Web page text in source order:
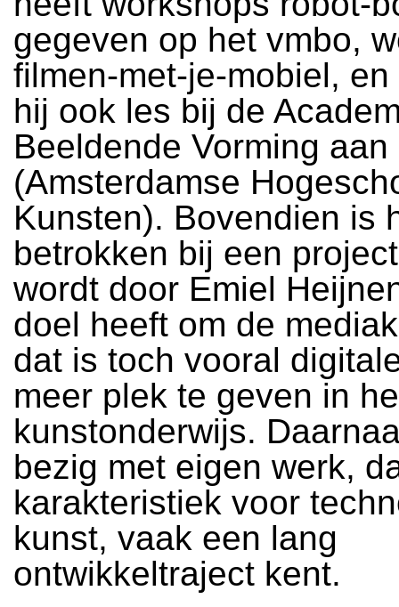
gegeven op het vmbo,
filmen-met-je-mobiel,
hij ook les bij de
Beeldende Vorming aan
(Amsterdamse
Kunsten). Bovendien is
betrokken bij een
wordt door Emiel
doel heeft om de
dat is toch vooral
meer plek te geven in
kunstonderwijs.
bezig met eigen werk,
karakteristiek voor
kunst, vaak een lang
ontwikkeltraject kent.